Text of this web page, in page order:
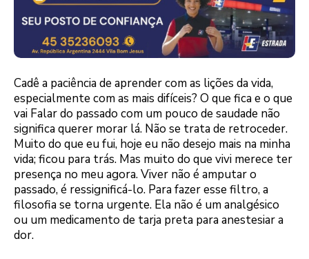
Cadê a paciência de aprender com as lições da vida,
especialmente com as mais difíceis? O que fica e o que
vai Falar do passado com um pouco de saudade não
significa querer morar lá. Não se trata de retroceder.
Muito do que eu fui, hoje eu não desejo mais na minha
vida; ficou para trás. Mas muito do que vivi merece ter
presença no meu agora. Viver não é amputar o
passado, é ressignificá-lo. Para fazer esse filtro, a
filosofia se torna urgente. Ela não é um analgésico
ou um medicamento de tarja preta para anestesiar a
dor.